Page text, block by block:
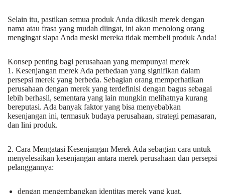
Selain itu, pastikan semua produk Anda dikasih merek dengan
nama atau frasa yang mudah diingat, ini akan menolong orang
mengingat siapa Anda meski mereka tidak membeli produk Anda!
Konsep penting bagi perusahaan yang mempunyai merek
1. Kesenjangan merek Ada perbedaan yang signifikan dalam
persepsi merek yang berbeda. Sebagian orang memperhatikan
perusahaan dengan merek yang terdefinisi dengan bagus sebagai
lebih berhasil, sementara yang lain mungkin melihatnya kurang
bereputasi. Ada banyak faktor yang bisa menyebabkan
kesenjangan ini, termasuk budaya perusahaan, strategi pemasaran,
dan lini produk.
2. Cara Mengatasi Kesenjangan Merek Ada sebagian cara untuk
menyelesaikan kesenjangan antara merek perusahaan dan persepsi
pelanggannya:
dengan mengembangkan identitas merek yang kuat,